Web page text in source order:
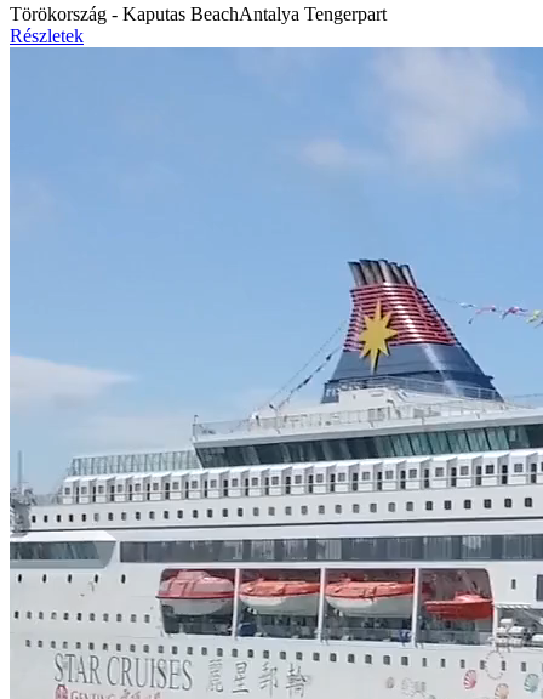
Törökország - Kaputas BeachAntalya Tengerpart
Részletek